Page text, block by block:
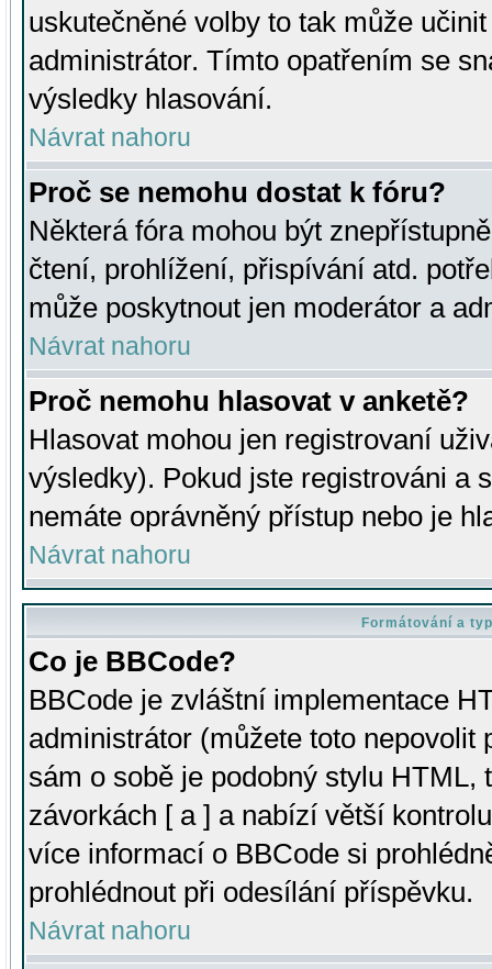
uskutečněné volby to tak může
administrátor. Tímto opatřením se
výsledky hlasování.
Návrat nahoru
Proč se nemohu dostat k fóru?
Některá fóra mohou být
čtení, prohlížení, přispívání atd.
může poskytnout jen moderátor a
Návrat nahoru
Proč nemohu hlasovat v anketě?
Hlasovat mohou jen registrovaní
výsledky). Pokud jste registrováni a
nemáte oprávněný přístup nebo je
Návrat nahoru
Formátování a
Co je BBCode?
BBCode je zvláštní implementace
administrátor (můžete toto
sám o sobě je podobný stylu HTML,
závorkách [ a ] a nabízí větší
více informací o BBCode si
prohlédnout při odesílání příspěvku.
Návrat nahoru